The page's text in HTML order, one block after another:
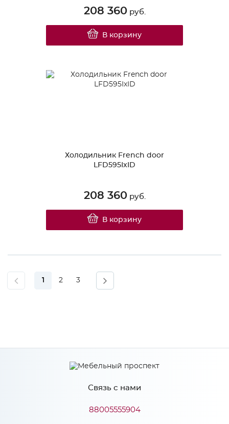
208 360руб.
В корзину
Холодильник French door
LFD595IxID
208 360руб.
В корзину
1 2 3
Связь с нами
88005555904